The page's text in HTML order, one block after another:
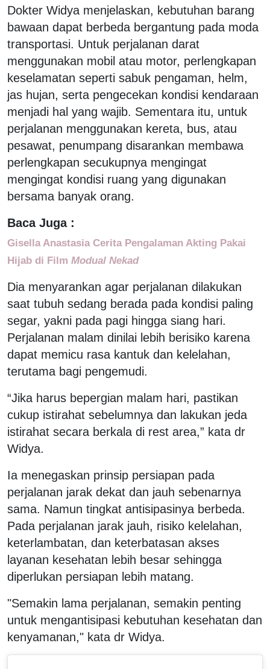
Dokter Widya menjelaskan, kebutuhan barang
bawaan dapat berbeda bergantung pada moda
transportasi. Untuk perjalanan darat
menggunakan mobil atau motor, perlengkapan
keselamatan seperti sabuk pengaman, helm,
jas hujan, serta pengecekan kondisi kendaraan
menjadi hal yang wajib. Sementara itu, untuk
perjalanan menggunakan kereta, bus, atau
pesawat, penumpang disarankan membawa
perlengkapan secukupnya mengingat
mengingat kondisi ruang yang digunakan
bersama banyak orang.
Baca Juga :
Gisella Anastasia Cerita Pengalaman Akting Pakai
Hijab di Film Modual Nekad
Dia menyarankan agar perjalanan dilakukan
saat tubuh sedang berada pada kondisi paling
segar, yakni pada pagi hingga siang hari.
Perjalanan malam dinilai lebih berisiko karena
dapat memicu rasa kantuk dan kelelahan,
terutama bagi pengemudi.
“Jika harus bepergian malam hari, pastikan
cukup istirahat sebelumnya dan lakukan jeda
istirahat secara berkala di rest area,” kata dr
Widya.
Ia menegaskan prinsip persiapan pada
perjalanan jarak dekat dan jauh sebenarnya
sama. Namun tingkat antisipasinya berbeda.
Pada perjalanan jarak jauh, risiko kelelahan,
keterlambatan, dan keterbatasan akses
layanan kesehatan lebih besar sehingga
diperlukan persiapan lebih matang.
"Semakin lama perjalanan, semakin penting
untuk mengantisipasi kebutuhan kesehatan dan
kenyamanan," kata dr Widya.